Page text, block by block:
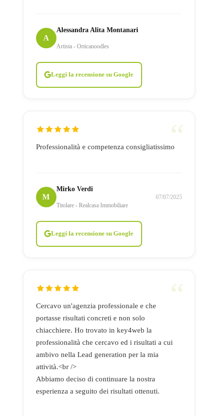
A
Alessandra Alita Montanari
Artista - Orticanoodles
Leggi la recensione su Google
Professionalità e competenza consigliatissimo
M
Mirko Verdi
Titolare - Realcasa Immobiliare
07/07/2025
Leggi la recensione su Google
Cercavo un'agenzia professionale e che
portasse risultati concreti e non solo
chiacchiere. Ho trovato in key4web la
professionalità che cercavo ed i risultati a cui
ambivo nella Lead generation per la mia
attività.<br />
Abbiamo deciso di continuare la nostra
esperienza a seguito dei risultati ottenuti.